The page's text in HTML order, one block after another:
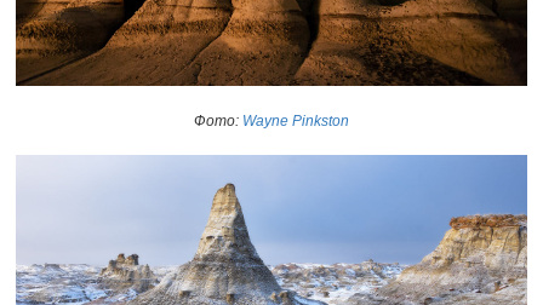
Фото: Wayne Pinkston